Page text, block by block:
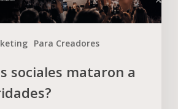
Para Creadores
sociales mataron a